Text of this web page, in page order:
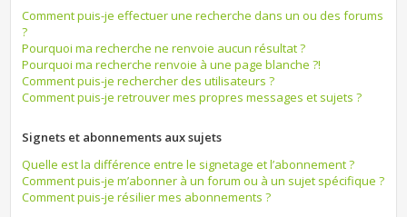
Comment puis-je effectuer une recherche dans un ou des forums
?
Pourquoi ma recherche ne renvoie aucun résultat ?
Pourquoi ma recherche renvoie à une page blanche ?!
Comment puis-je rechercher des utilisateurs ?
Comment puis-je retrouver mes propres messages et sujets ?
Signets et abonnements aux sujets
Quelle est la différence entre le signetage et l’abonnement ?
Comment puis-je m’abonner à un forum ou à un sujet spécifique ?
Comment puis-je résilier mes abonnements ?